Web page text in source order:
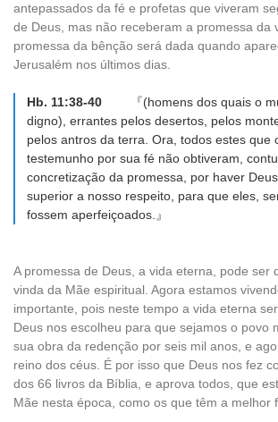
antepassados da fé e profetas que viveram
de Deus, mas não receberam a promessa da
promessa da bênção será dada quando
Jerusalém nos últimos dias.
Hb. 11:38-40
『(homens dos quais o
digno), errantes pelos desertos, pelos
pelos antros da terra. Ora, todos estes que
testemunho por sua fé não obtiveram,
concretização da promessa, por haver
superior a nosso respeito, para que eles,
fossem aperfeiçoados.』
A promessa de Deus, a vida eterna, pode ser
vinda da Mãe espiritual. Agora estamos
importante, pois neste tempo a vida eterna
Deus nos escolheu para que sejamos o povo
sua obra da redenção por seis mil anos, e
reino dos céus. É por isso que Deus nos fez
dos 66 livros da Bíblia, e aprova todos, que
Mãe nesta época, como os que têm a melhor